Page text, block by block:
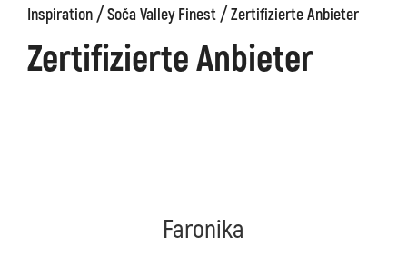
Inspiration/Soča Valley Finest/Zertifizierte Anbieter
Zertifizierte Anbieter
Kanin Wanderwege
Museum
Faronika